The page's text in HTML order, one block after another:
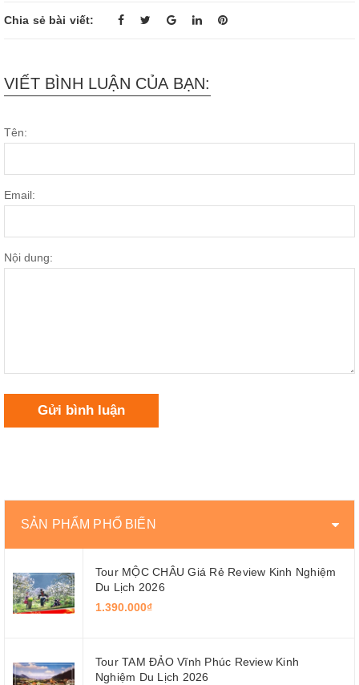
Chia sẻ bài viết:
VIẾT BÌNH LUẬN CỦA BẠN:
Tên:
Email:
Nội dung:
Gửi bình luận
SẢN PHẨM PHỔ BIẾN
Tour MỘC CHÂU Giá Rẻ Review Kinh Nghiệm
Du Lịch 2026
1.390.000₫
Tour TAM ĐẢO Vĩnh Phúc Review Kinh
Nghiệm Du Lịch 2026